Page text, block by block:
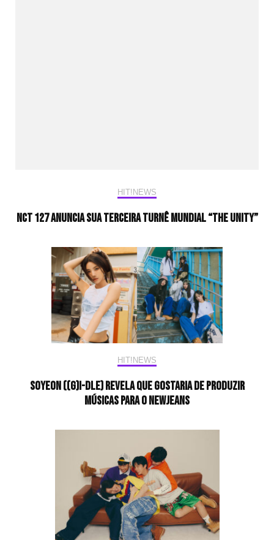
HIT!NEWS
NCT 127 anuncia sua terceira turnê mundial “THE UNITY”
HIT!NEWS
Soyeon ((G)I-DLE) revela que gostaria de produzir
músicas para o NewJeans